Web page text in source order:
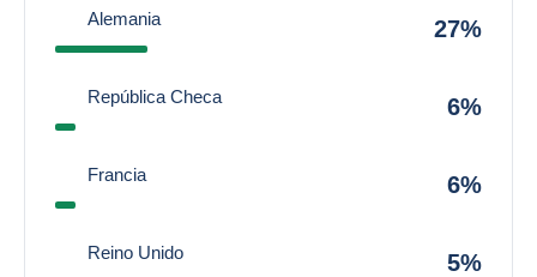
Alemania 27%
República Checa 6%
Francia 6%
Reino Unido 5%